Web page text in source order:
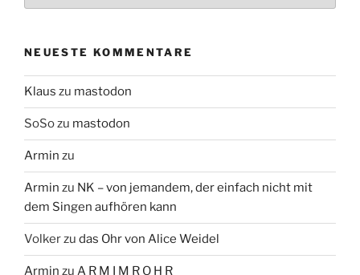
NEUESTE KOMMENTARE
Klaus zu mastodon
SoSozu mastodon
Armin zu
Armin zu NK – von jemandem, der einfach nicht mit
dem Singen aufhören kann
Volkerzu das Ohr von Alice Weidel
Armin zu A R M I M R O H R